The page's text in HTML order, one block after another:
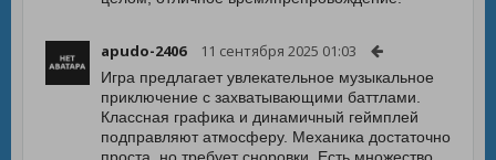
apudo-2406 11 сентября 2025 01:03
Игра предлагает увлекательное музыкальное
приключение с захватывающими баттлами.
Классная графика и динамичный геймплей
подправляют атмосферу. Механика достаточно